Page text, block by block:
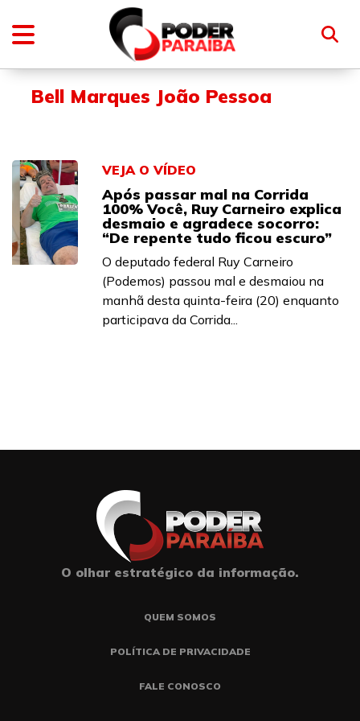
Bell Marques João Pessoa
VEJA O VÍDEO
Após passar mal na Corrida
100% Você, Ruy Carneiro explica
desmaio e agradece socorro:
“De repente tudo ficou escuro”
O deputado federal Ruy Carneiro
(Podemos) passou mal e desmaiou na
manhã desta quinta-feira (20) enquanto
participava da Corrida...
O olhar estratégico da informação.
QUEM SOMOS
POLÍTICA DE PRIVACIDADE
FALE CONOSCO